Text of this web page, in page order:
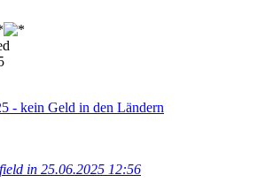
- kein Geld in den Ländern
in 25.06.2025 12:56